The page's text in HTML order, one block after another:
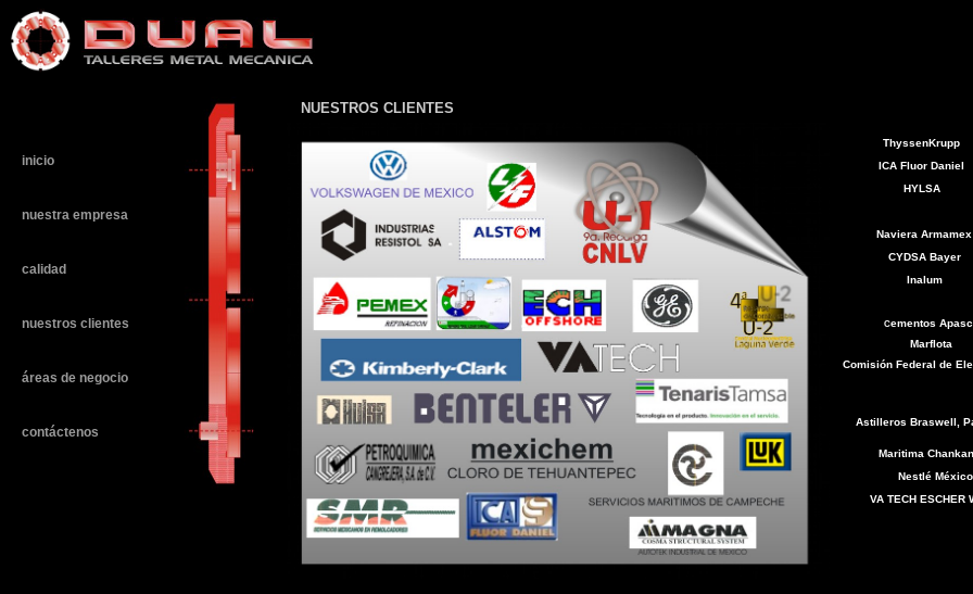
inicio
nuestra empresa
contáctenos
calidad
nuestros clientes
áreas de negocio
Cementos
Marflota
Comisión Federal de
Naviera Armamex
CYDSA Bayer
Inalum
ThyssenKrupp
ICA Fluor Daniel
HYLSA
Astilleros Braswell,
Maritima
Nestlé México
VA TECH ESCHER
NUESTROS CLIENTES